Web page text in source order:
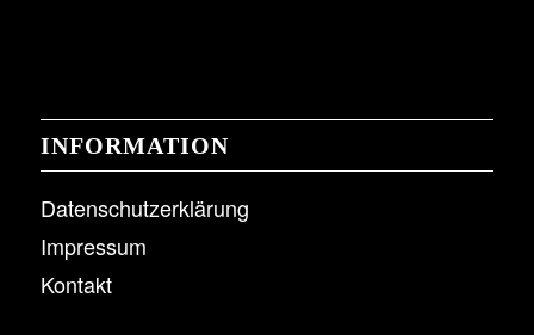
INFORMATION
Datenschutzerklärung
Impressum
Kontakt